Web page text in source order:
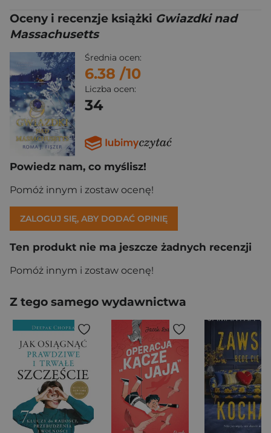
Oceny i recenzje książki Gwiazdki nad
Massachusetts
Średnia ocen:
6.38 /10
Liczba ocen:
34
Powiedz nam, co myślisz!
Pomóż innym i zostaw ocenę!
ZALOGUJ SIĘ, ABY DODAĆ OPINIĘ
Ten produkt nie ma jeszcze żadnych recenzji
Pomóż innym i zostaw ocenę!
Z tego samego wydawnictwa